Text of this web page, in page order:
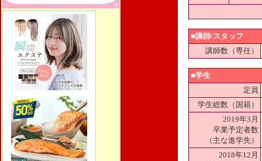
■講師/スタッフ
講師数（専任）
■学生
定員
学生総数（国籍）
2019年3月
卒業予定者数
（主な進学先）
2018年12月